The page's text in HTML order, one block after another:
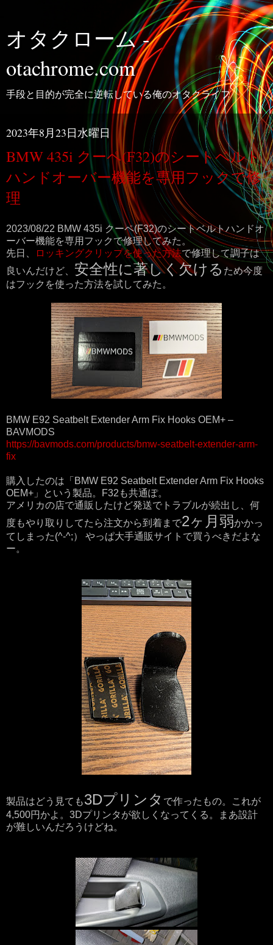
オタクローム -
otachrome.com
手段と目的が完全に逆転している俺のオタクライフ
2023年8月23日水曜日
BMW 435i クーペ(F32)のシートベルト
ハンドオーバー機能を専用フックで修
理
2023/08/22 BMW 435i クーペ(F32)のシートベルトハンドオ
ーバー機能を専用フックで修理してみた。
先日、
ロッキングクリップを使った方法で修理して調子は
良いんだけど、 安全性に著しく欠ける ため今度
はフックを使った方法を試してみた。
BMW E92 Seatbelt Extender Arm Fix Hooks OEM+ –
BAVMODS
https://bavmods.com/products/bmw-seatbelt-extender-arm-
fix
購入したのは「BMW E92 Seatbelt Extender Arm Fix Hooks
OEM+」という製品。F32も共通ぽ。
アメリカの店で通販したけど発送でトラブルが続出し、何
度もやり取りしてたら注文から到着まで2ヶ月弱かかっ
てしまった(^-^;） やっぱ大手通販サイトで買うべきだよな
ー。
製品はどう見ても3Dプリンタ で作ったもの。これが
4,500円かよ。3Dプリンタが欲しくなってくる。まあ設計
が難しいんだろうけどね。